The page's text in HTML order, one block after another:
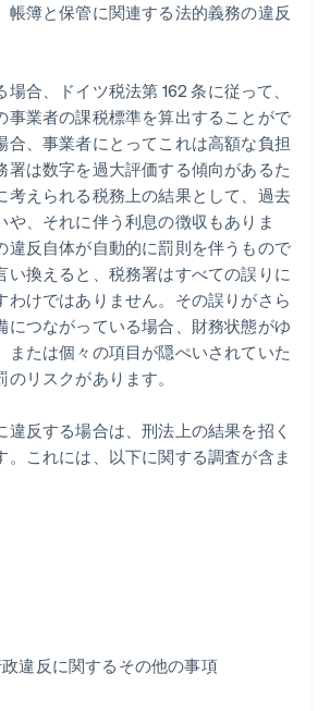
帳簿と保管に関連する法的義務の違反
合、ドイツ税法第 162 条に従って、
事業者の課税標準を算出することがで
合、事業者にとってこれは高額な負担
署は数字を過大評価する傾向があるた
考えられる税務上の結果として、過去
や、それに伴う利息の徴収もありま
違反自体が自動的に罰則を伴うもので
い換えると、税務署はすべての誤りに
わけではありません。その誤りがさら
につながっている場合、財務状態がゆ
または個々の項目が隠ぺいされていた
リスクがあります。
違反する場合は、刑法上の結果を招く
。これには、以下に関する調査が含ま
違反に関するその他の事項